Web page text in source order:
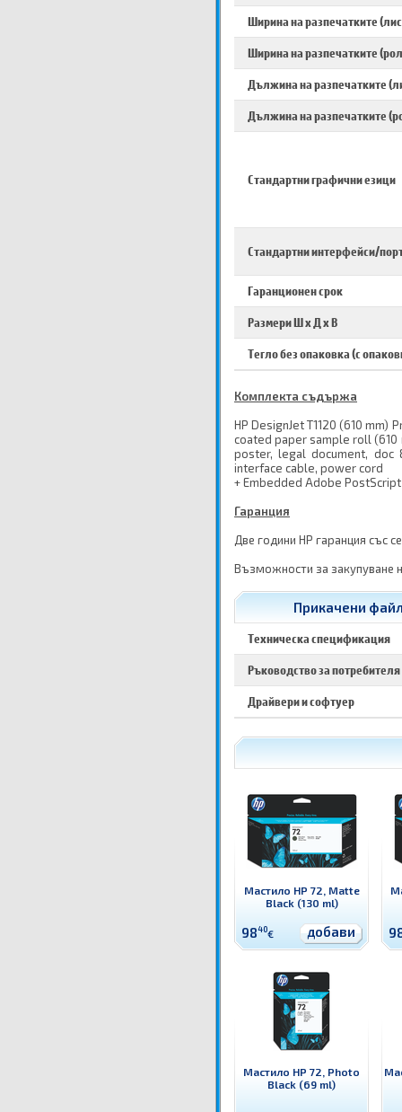
Ширина на разпечатките
Ширина на разпечатките
Дължина на разпечатките
Дължина на разпечатките
Стандартни графични езици
Стандартни интерфейси/
Гаранционен срок
Размери Ш х Д х В
Тегло без опаковка (с
Комплекта съдържа
HP DesignJet T1120 (610 mm)
coated paper sample roll (610
poster, legal document, doc
interface cable, power cord
+ Embedded Adobe PostScript
Гаранция
Две години HP гаранция със
Възможности за закупуване
Прикачени
Техническа спецификация
Ръководство за потребителя
Драйвери и софтуер
Мастило HP 72, Matte
Black (130 ml)
9840€ добави
Мастило HP 72, Photo
Black (69 ml)